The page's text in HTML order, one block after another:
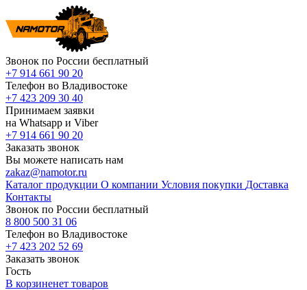
Звонок по России бесплатный
+7 914 661 90 20
Телефон во Владивостоке
+7 423 209 30 40
Принимаем заявки
на Whatsapp и Viber
+7 914 661 90 20
Заказать звонок
Вы можете написать нам
zakaz@namotor.ru
Каталог продукции О компании Условия покупки Доставка
Контакты
Звонок по России бесплатный
8 800 500 31 06
Телефон во Владивостоке
+7 423 202 52 69
Заказать звонок
Гость
В корзиненет товаров